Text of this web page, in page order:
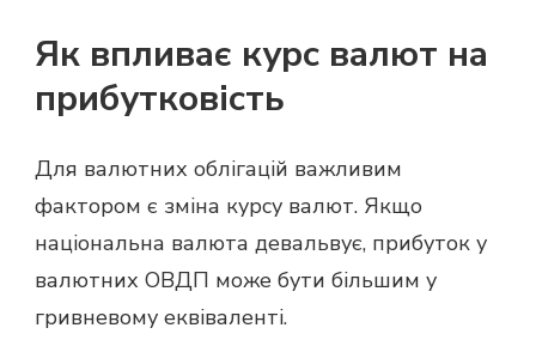
Як впливає курс валют на
прибутковість
Для валютних облігацій важливим
фактором є зміна курсу валют. Якщо
національна валюта девальвує, прибуток у
валютних ОВДП може бути більшим у
гривневому еквіваленті.